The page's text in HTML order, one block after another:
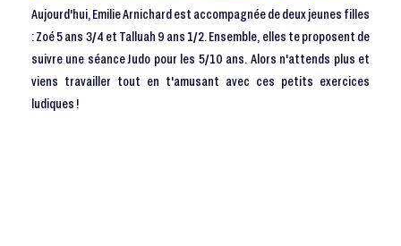
Aujourd'hui, Emilie Arnichard est accompagnée de deux jeunes filles
: Zoé 5 ans 3/4 et Talluah 9 ans 1/2. Ensemble, elles te proposent de
suivre une séance Judo pour les 5/10 ans. Alors n'attends plus et
viens travailler tout en t'amusant avec ces petits exercices
ludiques !